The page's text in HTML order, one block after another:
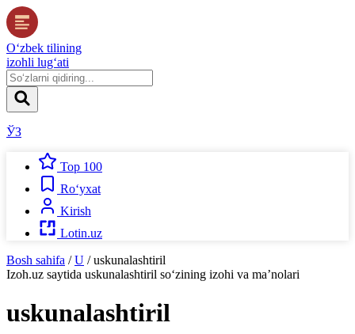
O‘zbek tilining
izohli lug‘ati
ЎЗ
Top 100
Ro‘yxat
Kirish
Lotin.uz
Bosh sahifa / U / uskunalashtiril
Izoh.uz saytida uskunalashtiril so‘zining izohi va ma’nolari
uskunalashtiril